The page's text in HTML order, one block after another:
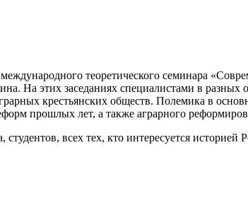
теоретического семинара
На этих заседаниях специалистами в разных
крестьянских обществ. Полемика в
прошлых лет, а также аграрного
студентов, всех тех, кто интересуется